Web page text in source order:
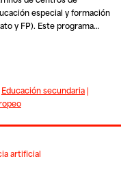
especial y formación
y FP). Este programa…
Educación secundaria|
artificial